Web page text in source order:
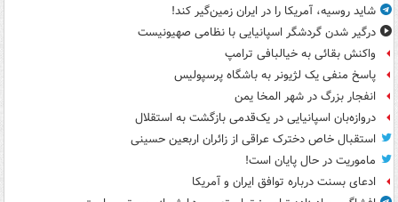
شاید روسیه، آمریکا را در ایران زمین‌گیر کند!
درگیر شدن گردشگر اسپانیایی با نظامی صهیونیست
واکنش بقائی به خیالبافی ترامپ
پاسخ منفی یک لژیونر به باشگاه پرسپولیس
انفجار بزرگ در شهر المخا یمن
دروازه‌بان اسپانیایی در یک‌قدمی بازگشت به استقلال
استقبال خاص دخترک عراقی از زائران اربعین حسینی
ماموریت در حال پایان است!
ادعای بسنت درباره توافق ایران و آمریکا